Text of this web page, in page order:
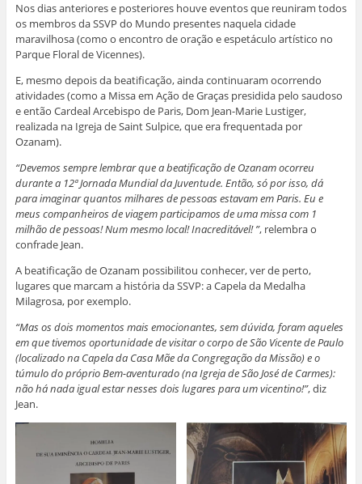
Nos dias anteriores e posteriores houve eventos que reuniram todos
os membros da SSVP do Mundo presentes naquela cidade
maravilhosa (como o encontro de oração e espetáculo artístico no
Parque Floral de Vicennes).
E, mesmo depois da beatificação, ainda continuaram ocorrendo
atividades (como a Missa em Ação de Graças presidida pelo saudoso
e então Cardeal Arcebispo de Paris, Dom Jean-Marie Lustiger,
realizada na Igreja de Saint Sulpice, que era frequentada por
Ozanam).
“Devemos sempre lembrar que a beatificação de Ozanam ocorreu
durante a 12ª Jornada Mundial da Juventude. Então, só por isso, dá
para imaginar quantos milhares de pessoas estavam em Paris. Eu e
meus companheiros de viagem participamos de uma missa com 1
milhão de pessoas! Num mesmo local! Inacreditável! ”, relembra o
confrade Jean.
A beatificação de Ozanam possibilitou conhecer, ver de perto,
lugares que marcam a história da SSVP: a Capela da Medalha
Milagrosa, por exemplo.
“Mas os dois momentos mais emocionantes, sem dúvida, foram aqueles
em que tivemos oportunidade de visitar o corpo de São Vicente de Paulo
(localizado na Capela da Casa Mãe da Congregação da Missão) e o
túmulo do próprio Bem-aventurado (na Igreja de São José de Carmes):
não há nada igual estar nesses dois lugares para um vicentino!”, diz
Jean.